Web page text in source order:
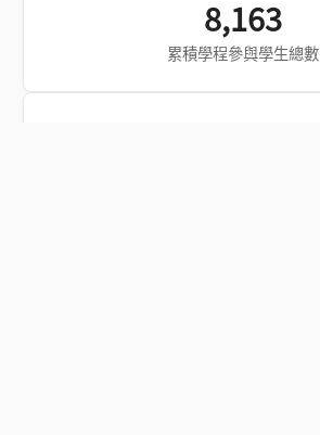
8,163
累積學程參與學生總數